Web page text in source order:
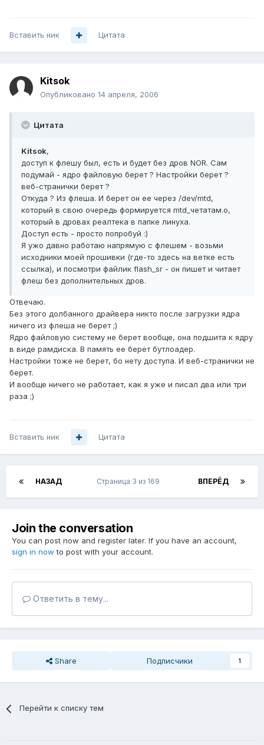
Вставить ник Цитата
Kitsok
Опубликовано 14 апреля, 2006
Цитата
Kitsok,
доступ к флешу был, есть и будет без дров NOR. Сам
подумай - ядро файловую берет ? Настройки берет ?
веб-странички берет ?
Откуда ? Из флеша. И берет он ее через /dev/mtd,
который в свою очередь формируется mtd_четатам.o,
который в дровах реалтека в папке линуха.
Доступ есть - просто попробуй :)
Я ужо давно работаю напрямую с флешем - возьми
исходники моей прошивки (где-то здесь на ветке есть
ссылка), и посмотри файлик flash_sr - он пишет и читает
флеш без дополнительных дров.
Отвечаю.
Без этого долбанного драйвера никто после загрузки ядра
ничего из флеша не берет ;)
Ядро файловую систему не берет вообще, она подшита к ядру
в виде рамдиска. В память ее берет бутлоадер.
Настройки тоже не берет, бо нету доступа. И веб-странички не
берет.
И вообще ничего не работает, как я уже и писал два или три
раза ;)
Вставить ник Цитата
НАЗАД ВПЕРЁД
Страница 3 из 169
Join the conversation
You can post now and register later. If you have an account,
sign in now to post with your account.
Ответить в тему...
Share Подписчики 1
Перейти к списку тем